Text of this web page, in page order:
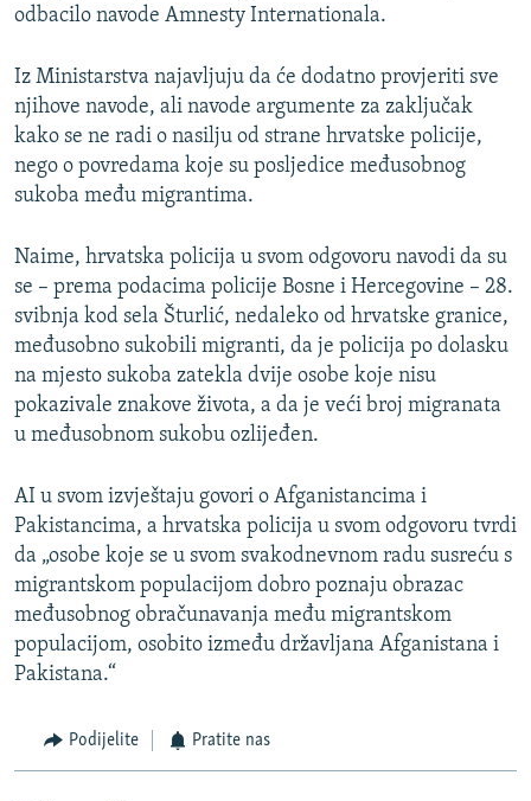
odbacilo navode Amnesty Internationala.
Iz Ministarstva najavljuju da će dodatno provjeriti sve
njihove navode, ali navode argumente za zaključak
kako se ne radi o nasilju od strane hrvatske policije,
nego o povredama koje su posljedice međusobnog
sukoba među migrantima.
Naime, hrvatska policija u svom odgovoru navodi da su
se – prema podacima policije Bosne i Hercegovine – 28.
svibnja kod sela Šturlić, nedaleko od hrvatske granice,
međusobno sukobili migranti, da je policija po dolasku
na mjesto sukoba zatekla dvije osobe koje nisu
pokazivale znakove života, a da je veći broj migranata
u međusobnom sukobu ozlijeđen.
AI u svom izvještaju govori o Afganistancima i
Pakistancima, a hrvatska policija u svom odgovoru tvrdi
da „osobe koje se u svom svakodnevnom radu susreću s
migrantskom populacijom dobro poznaju obrazac
međusobnog obračunavanja među migrantskom
populacijom, osobito između državljana Afganistana i
Pakistana.“
Podijelite Pratite nas